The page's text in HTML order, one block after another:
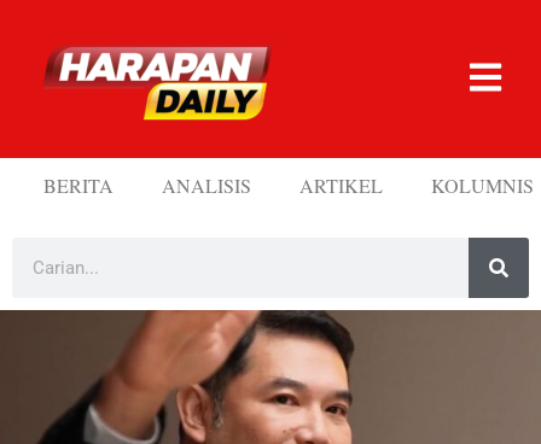
BERITA ANALISIS ARTIKEL KOLUMNIS